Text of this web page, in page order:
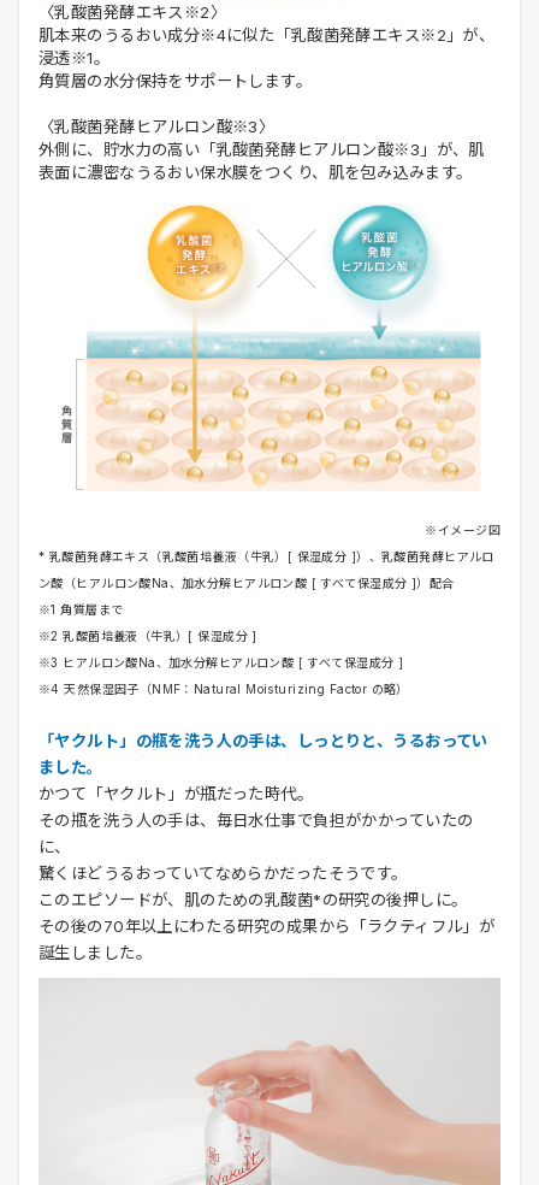
〈乳酸菌発酵エキス※2〉
肌本来のうるおい成分※4に似た「乳酸菌発酵エキス※2」が、
浸透※1。
角質層の水分保持をサポートします。
〈乳酸菌発酵ヒアルロン酸※3〉
外側に、貯水力の高い「乳酸菌発酵ヒアルロン酸※3」が、肌
表面に濃密なうるおい保水膜をつくり、肌を包み込みます。
※イメージ図
* 乳酸菌発酵エキス（乳酸菌培養液（牛乳）[ 保湿成分 ]）、乳酸菌発酵ヒアルロ
ン酸（ヒアルロン酸Na、加水分解ヒアルロン酸 [ すべて保湿成分 ]）配合
※1 角質層まで
※2 乳酸菌培養液（牛乳）[ 保湿成分 ]
※3 ヒアルロン酸Na、加水分解ヒアルロン酸 [ すべて保湿成分 ]
※4 天然保湿因子（NMF：Natural Moisturizing Factor の略）
「ヤクルト」の瓶を洗う人の手は、しっとりと、うるおってい
ました。
かつて「ヤクルト」が瓶だった時代。
その瓶を洗う人の手は、毎日水仕事で負担がかかっていたの
に、
驚くほどうるおっていてなめらかだったそうです。
このエピソードが、肌のための乳酸菌*の研究の後押しに。
その後の70年以上にわたる研究の成果から「ラクティフル」が
誕生しました。